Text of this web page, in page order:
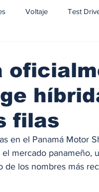
Voltaje Test
filas
en el Panamá Motor
mercado panameño,
los nombres más